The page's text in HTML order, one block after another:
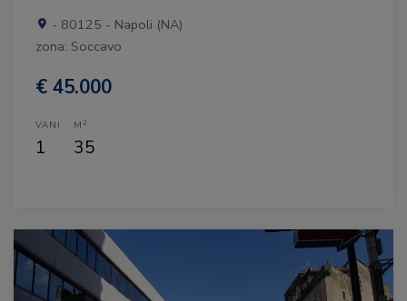
- 80125 - Napoli (NA)
zona: Soccavo
€ 45.000
VANI
1
M 2
35